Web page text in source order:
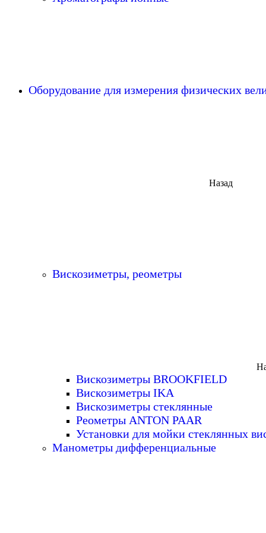
Оборудование для измерения физических
Назад
Вискозиметры, реометры
Вискозиметры BROOKFIELD
Вискозиметры IKA
Вискозиметры стеклянные
Реометры ANTON PAAR
Установки для мойки стеклянных
Манометры дифференциальные